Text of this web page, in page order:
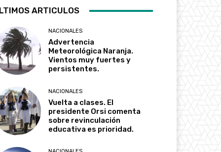
ARTICULOS
NACIONALES
Advertencia
Meteorológica Naranja.
Vientos muy fuertes y
persistentes.
NACIONALES
Vuelta a clases. El
presidente Orsi comenta
sobre revinculación
educativa es prioridad.